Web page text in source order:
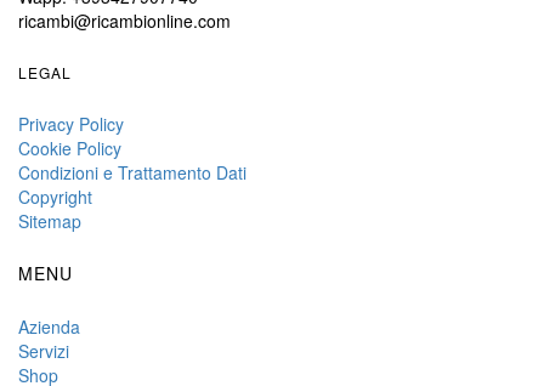
ricambi@ricambionline.com
LEGAL
Privacy Policy
Cookie Policy
Condizioni e Trattamento Dati
Copyright
Sitemap
MENU
Azienda
Servizi
Shop